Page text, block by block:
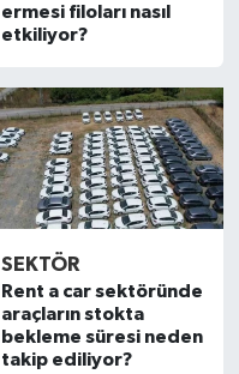
ermesi filoları nasıl
etkiliyor?
SEKTÖR
Rent a car sektöründe
araçların stokta
bekleme süresi neden
takip ediliyor?